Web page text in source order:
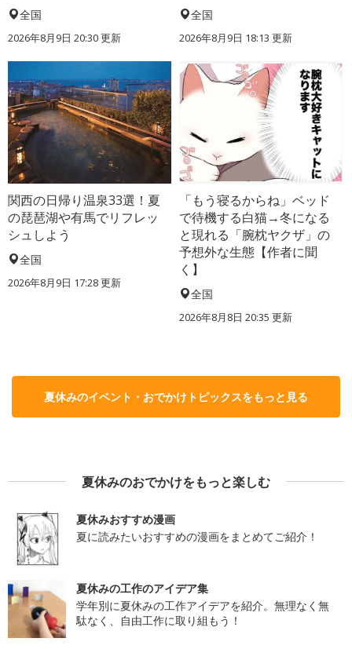
全国
2026年8月9日 20:30更新
全国
2026年8月9日 18:13 更新
関西の日帰り温泉33選！夏
の琵琶湖や有馬でリフレッ
シュしよう
全国
2026年8月9日 17:28更新
「もう寝るからね」ベッド
で待機する白猫→冬になる
と現れる「腕枕ヤクザ」の
予想外な生態【作者に聞
く】
全国
2026年8月8日 20:35 更新
夏休みのイベント・おでかけトピックスをもっと見る
夏休みのおでかけをもっと楽しむ
夏休みおすすめ漫画
夏に読みたいおすすめの漫画をまとめてご紹介！
夏休みの工作のアイデア集
学年別に夏休みの工作アイデアを紹介。無理なく無
駄なく、自由工作に取り組もう！